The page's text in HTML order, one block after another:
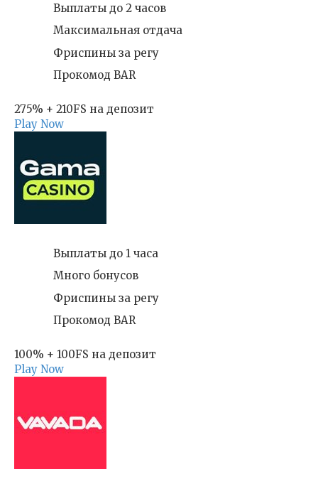
Выплаты до 2 часов
Максимальная отдача
Фриспины за регу
Прокомод BAR
275% + 210FS на депозит
Play Now
Выплаты до 1 часа
Много бонусов
Фриспины за регу
Прокомод BAR
100% + 100FS на депозит
Play Now